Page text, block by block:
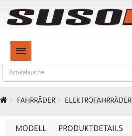
TOGGLE NAVIGATION
FAHRRÄDER ELEKTROFAHRRÄDER
MODELL PRODUKTDETAILS